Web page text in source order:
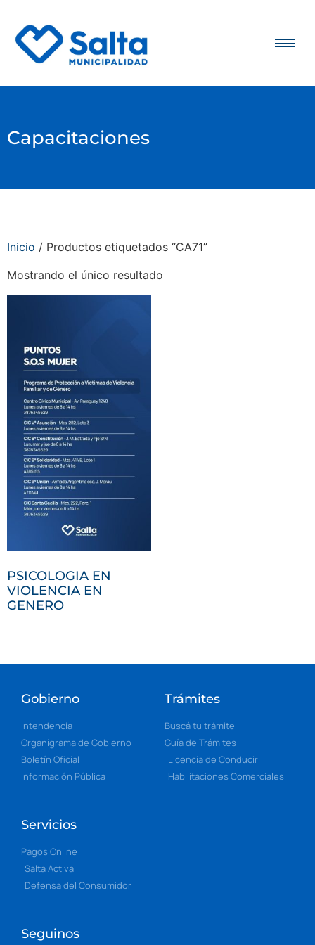
Capacitaciones
Inicio / Productos etiquetados “CA71”
Mostrando el único resultado
PSICOLOGIA EN
VIOLENCIA EN
GENERO
Gobierno
Intendencia
Organigrama de Gobierno
Boletín Oficial
Información Pública
Trámites
Buscá tu trámite
Guía de Trámites
Licencia de Conducir
Habilitaciones Comerciales
Servicios
Pagos Online
Salta Activa
Defensa del Consumidor
Seguinos